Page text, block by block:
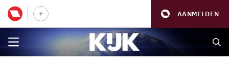
AANMELDEN